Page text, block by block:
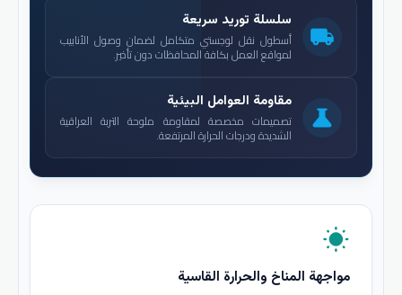
local_shipping
سلسلة توريد سريعة
أسطول نقل لوجستي متكامل لضمان وصول الأنابيب
لمواقع العمل بكافة المحافظات دون تأخير.
science
مقاومة العوامل البيئية
تصميمات مخصصة لمقاومة ملوحة التربة العراقية
الشديدة ودرجات الحرارة المرتفعة.
wb_sunny
مواجهة المناخ والحرارة القاسية